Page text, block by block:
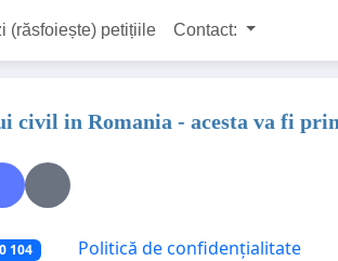
(răsfoiește) petițiile Contact:
in Romania - acesta va fi
104 Politică de confidențialitate